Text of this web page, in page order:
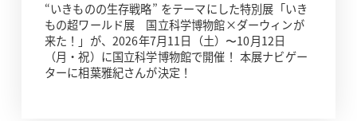
“いきものの生存戦略” をテーマにした特別展「いき
もの超ワールド展 国立科学博物館×ダーウィンが
来た！」が、2026年7月11日（土）〜10月12日
（月・祝）に国立科学博物館で開催！ 本展ナビゲー
ターに相葉雅紀さんが決定！